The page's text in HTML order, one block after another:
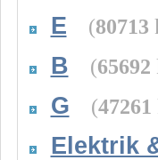
E (80713
B (65692
G (47261
Elektrik